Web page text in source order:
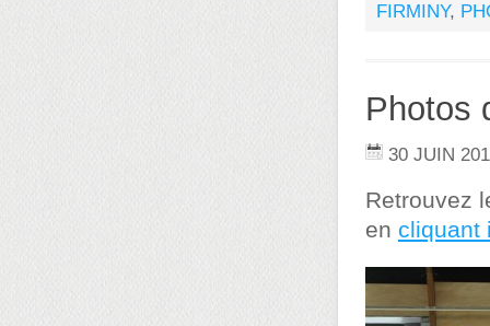
FIRMINY,
Photos
30 JUIN
Retrouvez
en cliquant